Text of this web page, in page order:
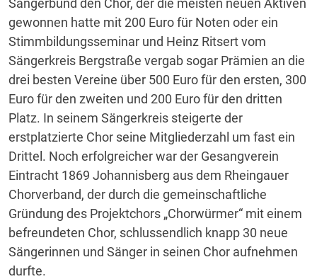
Sängerbund den Chor, der die meisten neuen Aktiven
gewonnen hatte mit 200 Euro für Noten oder ein
Stimmbildungsseminar und Heinz Ritsert vom
Sängerkreis Bergstraße vergab sogar Prämien an die
drei besten Vereine über 500 Euro für den ersten, 300
Euro für den zweiten und 200 Euro für den dritten
Platz. In seinem Sängerkreis steigerte der
erstplatzierte Chor seine Mitgliederzahl um fast ein
Drittel. Noch erfolgreicher war der Gesangverein
Eintracht 1869 Johannisberg aus dem Rheingauer
Chorverband, der durch die gemeinschaftliche
Gründung des Projektchors „Chorwürmer“ mit einem
befreundeten Chor, schlussendlich knapp 30 neue
Sängerinnen und Sänger in seinen Chor aufnehmen
durfte.